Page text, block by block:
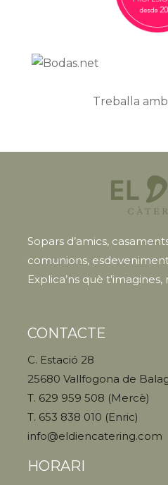
Treballa
Sopars d’amics,
comunions,
Explica’ns què
CONTACTE
C. Estació 28
25680 Vallfogona de
T. 629 959 508 (Mercè)
T. 653 838 010 (Enric)
info@eldiencatering.com
HORARI